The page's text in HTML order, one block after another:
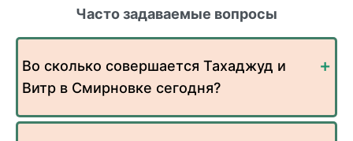
Часто задаваемые вопросы
Во сколько совершается Тахаджуд и
Витр в Смирновке сегодня?